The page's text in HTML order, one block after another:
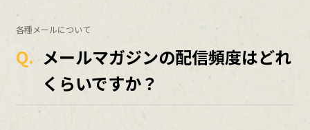
NEWS
各種メールについて
Q. メールマガジンの配信頻度はどれ
くらいですか？